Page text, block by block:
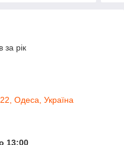
за рік
Одеса, Україна
13:00